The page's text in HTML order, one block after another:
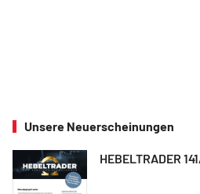
Unsere Neuerscheinungen
HEBELTRADER